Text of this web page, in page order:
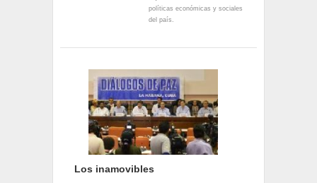
políticas económicas y sociales
del país.
Los inamovibles